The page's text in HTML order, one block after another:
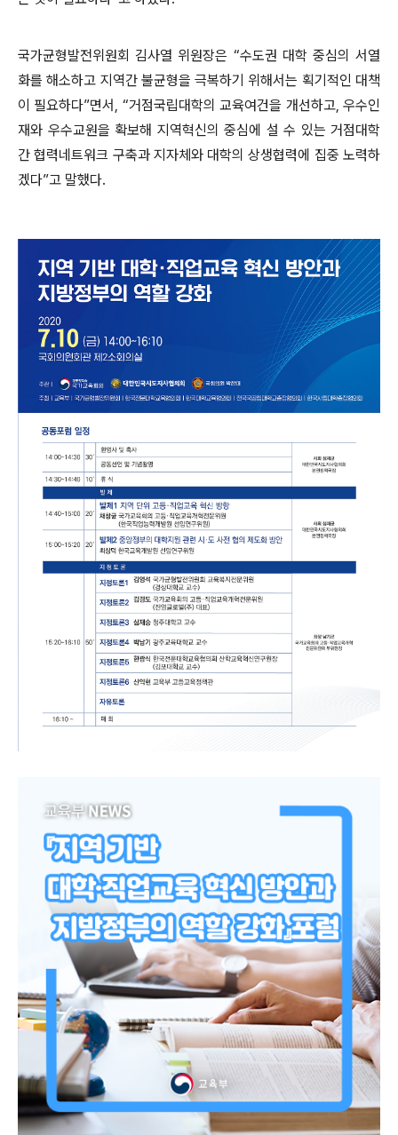
국가균형발전위원회 김사열 위원장은 “수도권 대학 중심의 서열
화를 해소하고 지역간 불균형을 극복하기 위해서는 획기적인 대책
이 필요하다”면서 , “거점국립대학의 교육여건을 개선하고,우수인
재와 우수교원을 확보해 지역혁신의 중심에 설 수 있는 거점대학
간 협력네트워크 구축과 지자체와 대학의 상생협력에 집중 노력하
겠다”고 말했다.